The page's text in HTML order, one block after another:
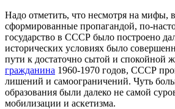
Надо отметить, что несмотря на мифы,
сформированные пропагандой, по-
государство в СССР было построено
исторических условиях было
пути к достаточно сытой и спокойной
гражданина 1960-1970 годов, СССР
лишений и самоограничений. Чуть
образования были далеко не самой
мобилизации и аскетизма.